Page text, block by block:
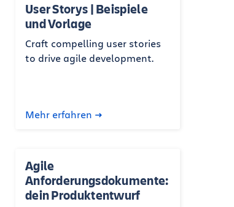
User Storys | Beispiele
und Vorlage
Craft compelling user stories
to drive agile development.
Mehr erfahren
Agile
Anforderungsdokumente:
dein Produktentwurf